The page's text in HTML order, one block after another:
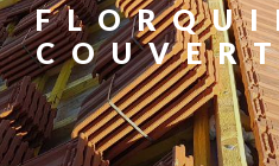
FLORQUIN